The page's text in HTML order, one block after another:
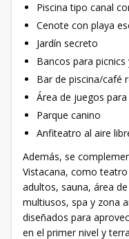
Piscina tipo canal
Cenote con playa
Jardín secreto
Bancos para picnics
Bar de piscina/café
Área de juegos
Parque canino
Anfiteatro al aire
Además, se
Vistacana, como
adultos, sauna, área
multiusos, spa y zona
diseñados para
en el primer nivel y